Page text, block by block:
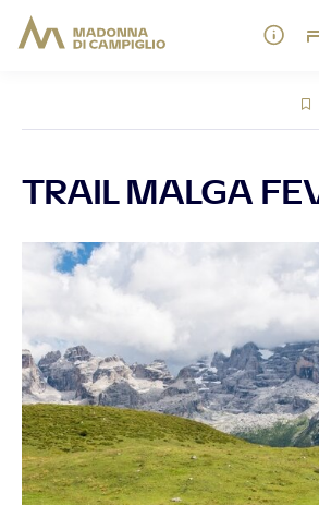
TRAIL MALGA